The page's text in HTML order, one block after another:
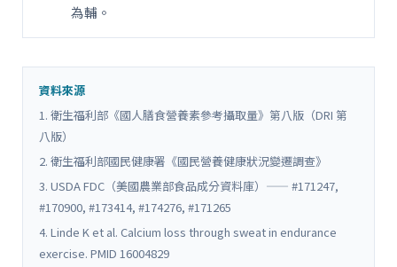
為輔。
資料來源
1. 衛生福利部《國人膳食營養素參考攝取量》第八版（DRI 第
八版）
2. 衛生福利部國民健康署《國民營養健康狀況變遷調查》
3. USDA FDC（美國農業部食品成分資料庫）—— #171247,
#170900, #173414, #174276, #171265
4. Linde K et al. Calcium loss through sweat in endurance
exercise. PMID 16004829